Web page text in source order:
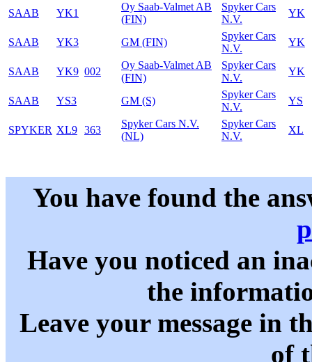
SAAB YK1
Oy Saab-Valmet AB
(FIN)
Spyker Cars
N.V.
YK
SAAB YK3 GM (FIN)
Spyker Cars
N.V.
YK
SAAB YK9 002
Oy Saab-Valmet AB
(FIN)
Spyker Cars
N.V.
YK
SAAB YS3 GM (S)
Spyker Cars
N.V.
YS
SPYKER XL9 363
Spyker Cars N.V.
(NL)
Spyker Cars
N.V.
XL
You have found the
Have you noticed an
the
Leave your message in
of